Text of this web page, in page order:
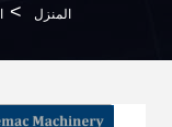
المنزل >